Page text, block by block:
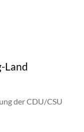
Land
der CDU/CSU